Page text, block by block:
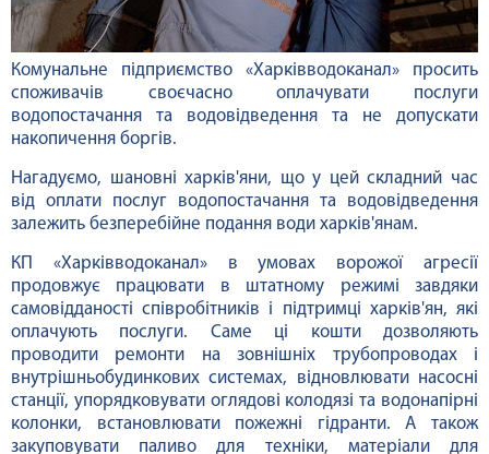
Комунальне підприємство «Харківводоканал» просить
споживачів своєчасно оплачувати послуги
водопостачання та водовідведення та не допускати
накопичення боргів.
Нагадуємо, шановні харків'яни, що у цей складний час
від оплати послуг водопостачання та водовідведення
залежить безперебійне подання води харків'янам.
КП «Харківводоканал» в умовах ворожої агресії
продовжує працювати в штатному режимі завдяки
самовідданості співробітників і підтримці харків'ян, які
оплачують послуги. Саме ці кошти дозволяють
проводити ремонти на зовнішніх трубопроводах і
внутрішньобудинкових системах, відновлювати насосні
станції, упорядковувати оглядові колодязі та водонапірні
колонки, встановлювати пожежні гідранти. А також
закуповувати паливо для техніки, матеріали для